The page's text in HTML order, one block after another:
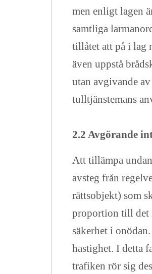
men enligt lagen
samtliga
tillåtet att på i lag
även uppstå
utan avgivande
tulltjänstemans
2.2 Avgörande
Att tillämpa
avsteg från
rättsobjekt) som
proportion till det
säkerhet i
hastighet. I detta
trafiken rör sig